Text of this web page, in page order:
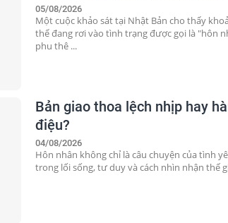
05/08/2026
Một cuộc khảo sát tại Nhật Bản cho thấy
thể đang rơi vào tình trạng được gọi là "hôn
phu thê ...
Bản giao thoa lệch nhịp hay
điệu?
04/08/2026
Hôn nhân không chỉ là câu chuyện của tình
trong lối sống, tư duy và cách nhìn nhận thế